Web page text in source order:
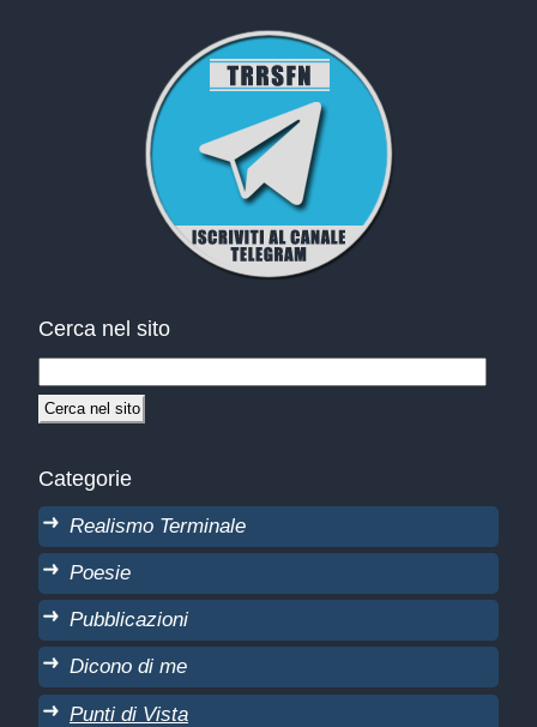
Cerca nel sito
Categorie
Realismo Terminale
Poesie
Pubblicazioni
Dicono di me
Punti di Vista